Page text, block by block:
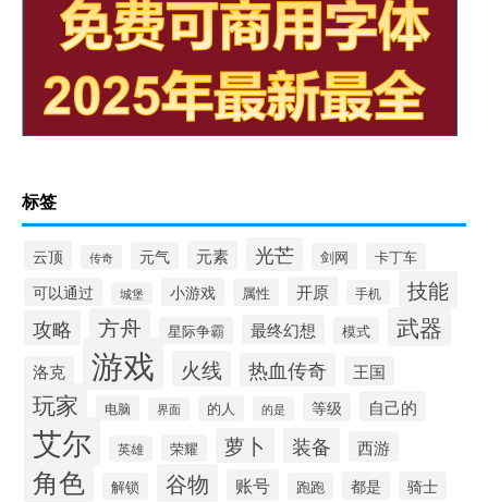
标签
云顶 传奇 元气 元素 光芒 剑网 卡丁车
可以通过 城堡 小游戏 属性 开原 手机 技能
攻略 方舟 星际争霸 最终幻想 模式 武器
洛克 游戏 火线 热血传奇 王国
玩家 电脑 界面 的人 的是 等级 自己的
艾尔 英雄 荣耀 萝卜 装备 西游
角色 解锁 谷物 账号 跑跑 都是 骑士